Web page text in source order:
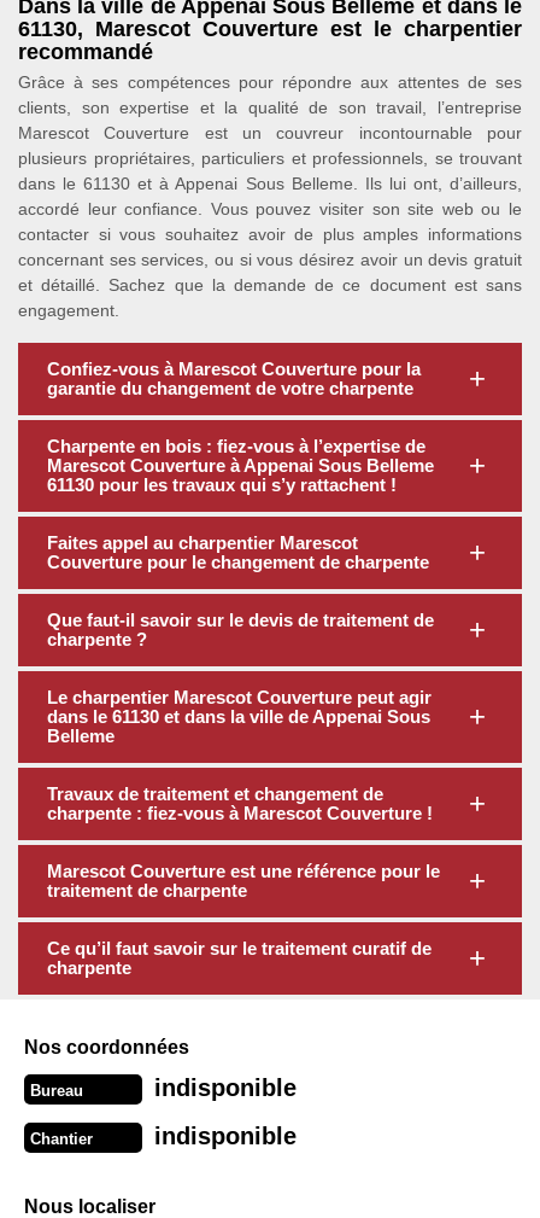
Dans la ville de Appenai Sous Belleme et dans le
61130, Marescot Couverture est le charpentier
recommandé
Grâce à ses compétences pour répondre aux attentes de ses
clients, son expertise et la qualité de son travail, l’entreprise
Marescot Couverture est un couvreur incontournable pour
plusieurs propriétaires, particuliers et professionnels, se trouvant
dans le 61130 et à Appenai Sous Belleme. Ils lui ont, d’ailleurs,
accordé leur confiance. Vous pouvez visiter son site web ou le
contacter si vous souhaitez avoir de plus amples informations
concernant ses services, ou si vous désirez avoir un devis gratuit
et détaillé. Sachez que la demande de ce document est sans
engagement.
Confiez-vous à Marescot Couverture pour la
garantie du changement de votre charpente
Charpente en bois : fiez-vous à l’expertise de
Marescot Couverture à Appenai Sous Belleme
61130 pour les travaux qui s’y rattachent !
Faites appel au charpentier Marescot
Couverture pour le changement de charpente
Que faut-il savoir sur le devis de traitement de
charpente ?
Le charpentier Marescot Couverture peut agir
dans le 61130 et dans la ville de Appenai Sous
Belleme
Travaux de traitement et changement de
charpente : fiez-vous à Marescot Couverture !
Marescot Couverture est une référence pour le
traitement de charpente
Ce qu’il faut savoir sur le traitement curatif de
charpente
Nos coordonnées
Bureau indisponible
Chantier indisponible
Nous localiser